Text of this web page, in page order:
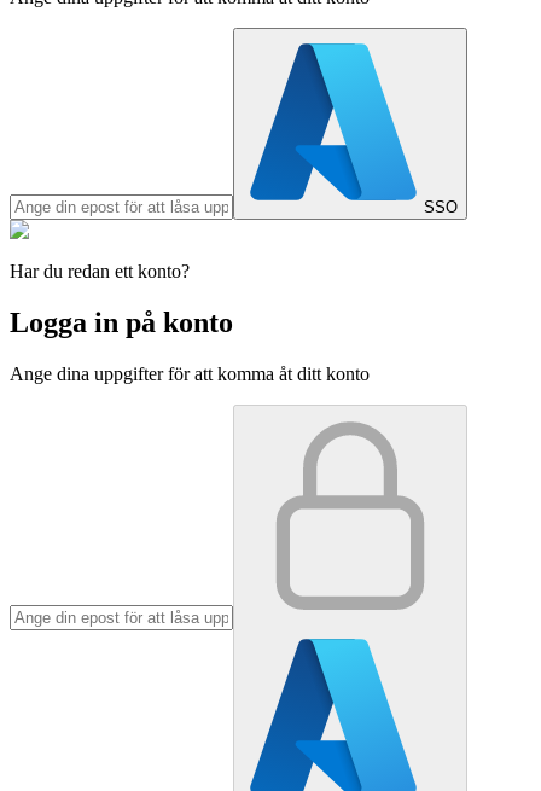
SSO
Har du redan ett konto?
Logga in på konto
Ange dina uppgifter för att komma åt ditt konto